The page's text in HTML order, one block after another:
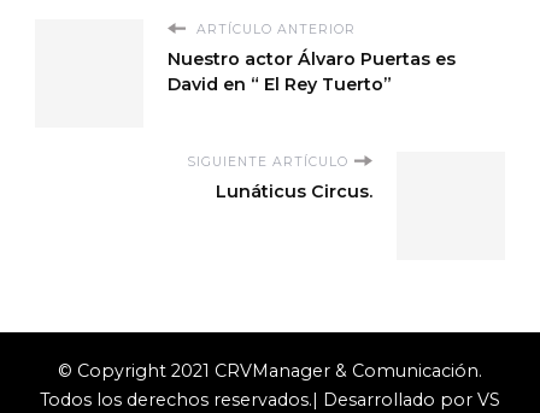
ARTÍCULO ANTERIOR
Nuestro actor Álvaro Puertas es
David en “ El Rey Tuerto”​
SIGUIENTE ARTÍCULO
Lunáticus Circus.
© Copyright 2021 CRVManager & Comunicación.
Todos los derechos reservados.| Desarrollado por VS